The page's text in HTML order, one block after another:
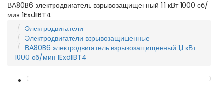
ВА80B6 электродвигатель взрывозащищенный 1,1 кВт 1000 об/
мин 1ExdIIBT4
Электродвигатели
Электродвигатели взрывозащишенные
ВА80B6 электродвигатель взрывозащищенный 1,1 кВт
1000 об/мин 1ExdIIBT4